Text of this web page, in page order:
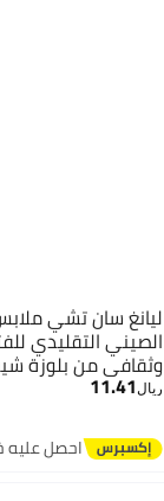
ليانغ سان تشي
الصيني التقليدي
وثقافي من بلوزة
للأميرات الصغيرات
ريال11.41
احصل عليه